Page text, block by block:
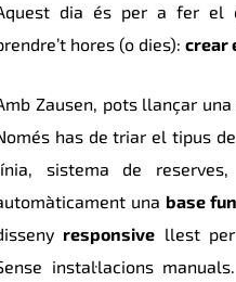
dia és per a fer el
hores (o dies): crear
Zausen, pots llançar
has de triar el tipus
sistema de
una base
responsive llest
instal·lacions